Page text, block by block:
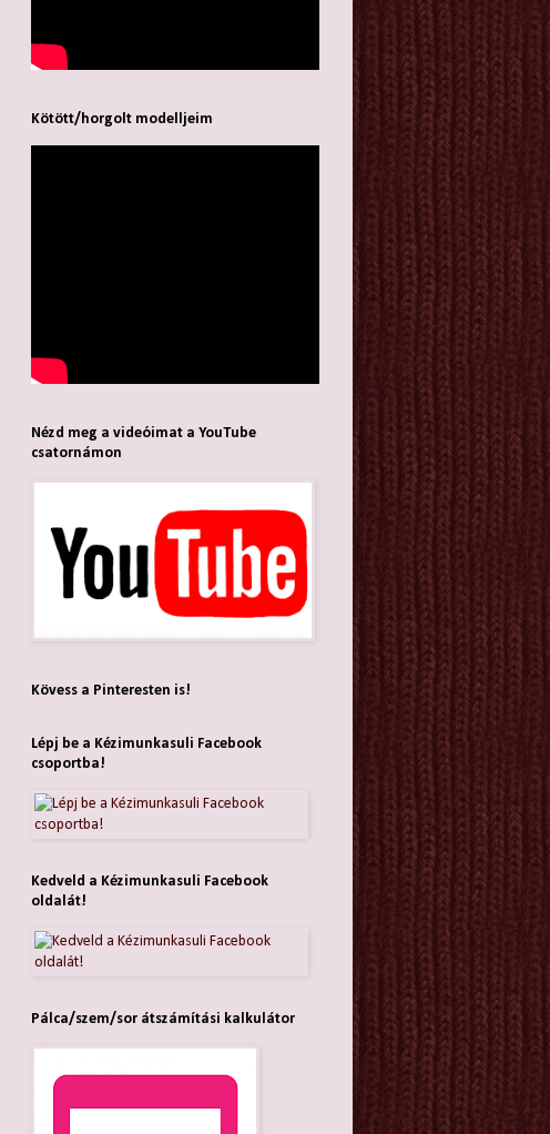
Kötött/horgolt modelljeim
Nézd meg a videóimat a YouTube
csatornámon
Kövess a Pinteresten is!
Lépj be a Kézimunkasuli Facebook
csoportba!
Kedveld a Kézimunkasuli Facebook
oldalát!
Pálca/szem/sor átszámítási kalkulátor